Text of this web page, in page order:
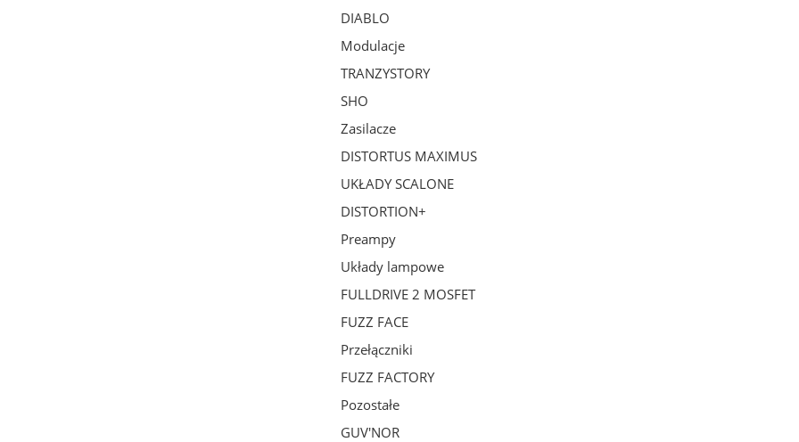
DIABLO
Modulacje
TRANZYSTORY
SHO
Zasilacze
DISTORTUS MAXIMUS
UKŁADY SCALONE
DISTORTION+
Preampy
Układy lampowe
FULLDRIVE 2 MOSFET
FUZZ FACE
Przełączniki
FUZZ FACTORY
Pozostałe
GUV'NOR